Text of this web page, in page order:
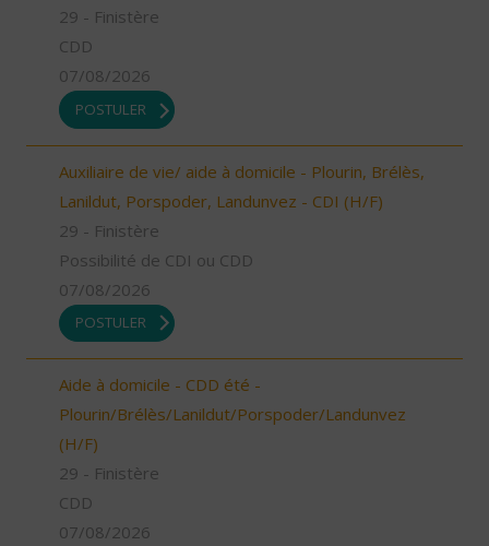
29 - Finistère
CDD
07/08/2026
POSTULER
Auxiliaire de vie/ aide à domicile - Plourin, Brélès,
Lanildut, Porspoder, Landunvez - CDI (H/F)
29 - Finistère
Possibilité de CDI ou CDD
07/08/2026
POSTULER
Aide à domicile - CDD été -
Plourin/Brélès/Lanildut/Porspoder/Landunvez
(H/F)
29 - Finistère
CDD
07/08/2026